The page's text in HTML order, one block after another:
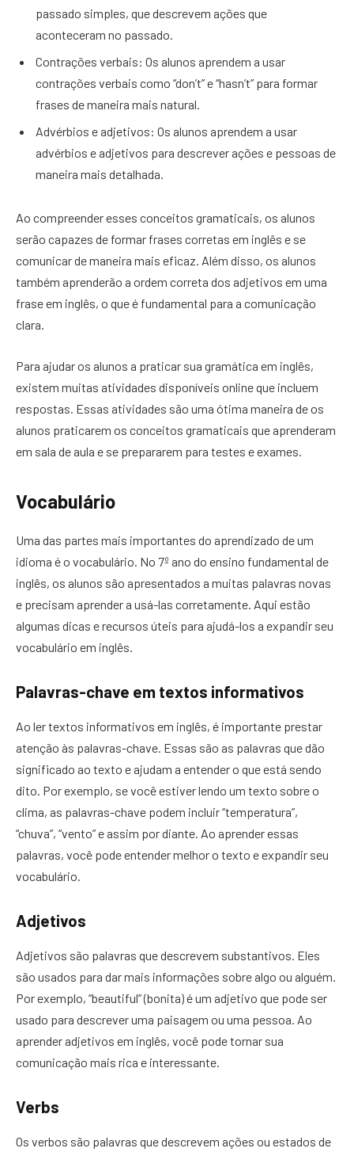
passado simples, que descrevem ações que
aconteceram no passado.
Contrações verbais: Os alunos aprendem a usar
contrações verbais como “don’t” e “hasn’t” para formar
frases de maneira mais natural.
Advérbios e adjetivos: Os alunos aprendem a usar
advérbios e adjetivos para descrever ações e pessoas de
maneira mais detalhada.
Ao compreender esses conceitos gramaticais, os alunos
serão capazes de formar frases corretas em inglês e se
comunicar de maneira mais eficaz. Além disso, os alunos
também aprenderão a ordem correta dos adjetivos em uma
frase em inglês, o que é fundamental para a comunicação
clara.
Para ajudar os alunos a praticar sua gramática em inglês,
existem muitas atividades disponíveis online que incluem
respostas. Essas atividades são uma ótima maneira de os
alunos praticarem os conceitos gramaticais que aprenderam
em sala de aula e se prepararem para testes e exames.
Vocabulário
Uma das partes mais importantes do aprendizado de um
idioma é o vocabulário. No 7º ano do ensino fundamental de
inglês, os alunos são apresentados a muitas palavras novas
e precisam aprender a usá-las corretamente. Aqui estão
algumas dicas e recursos úteis para ajudá-los a expandir seu
vocabulário em inglês.
Palavras-chave em textos informativos
Ao ler textos informativos em inglês, é importante prestar
atenção às palavras-chave. Essas são as palavras que dão
significado ao texto e ajudam a entender o que está sendo
dito. Por exemplo, se você estiver lendo um texto sobre o
clima, as palavras-chave podem incluir “temperatura”,
“chuva”, “vento” e assim por diante. Ao aprender essas
palavras, você pode entender melhor o texto e expandir seu
vocabulário.
Adjetivos
Adjetivos são palavras que descrevem substantivos. Eles
são usados para dar mais informações sobre algo ou alguém.
Por exemplo, “beautiful” (bonita) é um adjetivo que pode ser
usado para descrever uma paisagem ou uma pessoa. Ao
aprender adjetivos em inglês, você pode tornar sua
comunicação mais rica e interessante.
Verbs
Os verbos são palavras que descrevem ações ou estados de